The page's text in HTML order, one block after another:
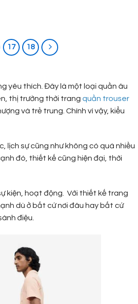
17 18
yêu thích. Đây là một loại quần âu
thị trường thời trang quần trouser
và trẻ trung. Chính vì vậy, kiểu
lịch sự cũng như không có quá nhiều
đó, thiết kế cũng hiện đại, thời
kiện, hoạt động. Với thiết kế trang
dù ở bất cứ nơi đâu hay bất cứ
điệu.